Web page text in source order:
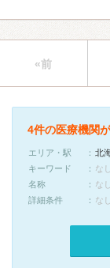
«前
4件の医療機関
エリア・駅
北
キーワード
な
名称
なし
詳細条件
な